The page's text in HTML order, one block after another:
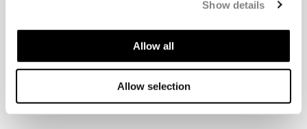
Show details
Allow all
Allow selection